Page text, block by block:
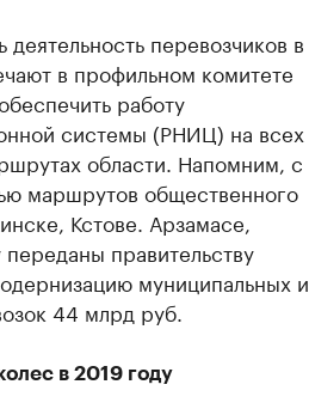
перевозчиков в
в профильном комитете
работу
системы (РНИЦ) на всех
области. Напомним, с
маршрутов общественного
Кстове. Арзамасе,
правительству
муниципальных и
44 млрд руб.
в 2019 году